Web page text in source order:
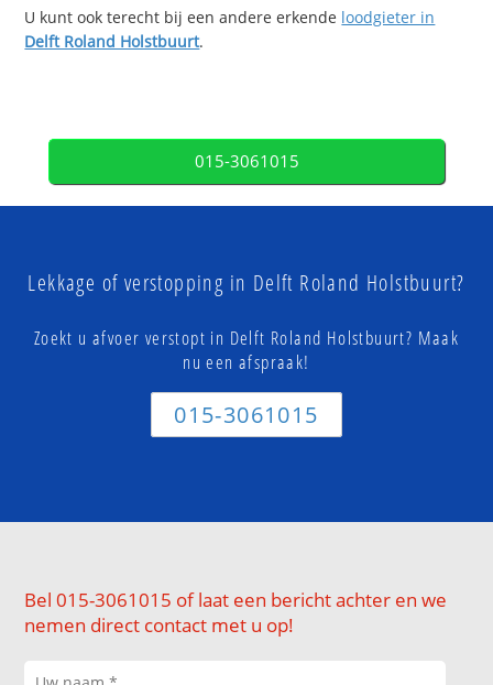
U kunt ook terecht bij een andere erkende loodgieter in
Delft Roland Holstbuurt.
015-3061015
Lekkage of verstopping in Delft Roland Holstbuurt?
Zoekt u afvoer verstopt in Delft Roland Holstbuurt? Maak
nu een afspraak!
015-3061015
Bel 015-3061015 of laat een bericht achter en we
nemen direct contact met u op!